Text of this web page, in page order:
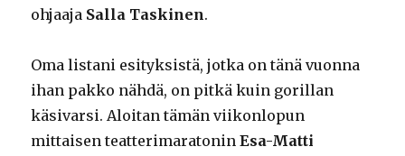
ohjaaja Salla Taskinen.
Oma listani esityksistä, jotka on tänä vuonna
ihan pakko nähdä, on pitkä kuin gorillan
käsivarsi. Aloitan tämän viikonlopun
mittaisen teatterimaratoninEsa-Matti